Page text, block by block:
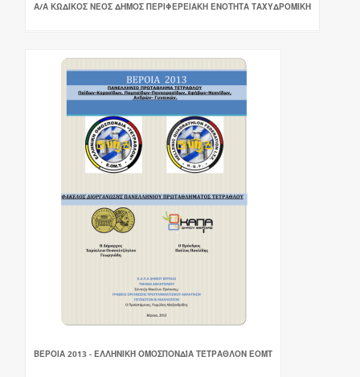
Α/Α ΚΩΔΙΚΟΣ ΝΕΟΣ ΔΗΜΟΣ ΠΕΡΙΦΕΡΕΙΑΚΗ ΕΝΟΤΗΤΑ ΤΑΧΥΔΡΟΜΙΚΗ
ΒΕΡΟΙΑ 2013 - ΕΛΛΗΝΙΚΉ ΟΜΟΣΠΟΝΔΊΑ ΤΈΤΡΑΘΛΟΝ ΕΟΜΤ